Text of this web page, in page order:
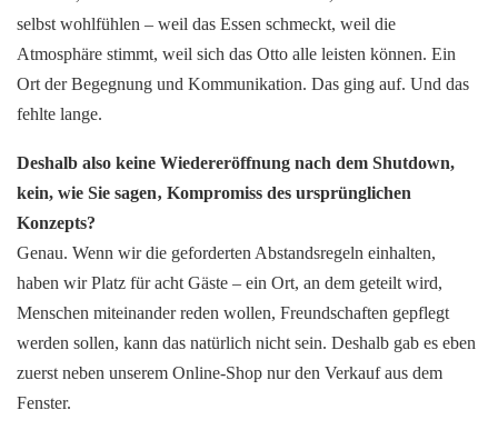
selbst wohlfühlen – weil das Essen schmeckt, weil die
Atmosphäre stimmt, weil sich das Otto alle leisten können. Ein
Ort der Begegnung und Kommunikation. Das ging auf. Und das
fehlte lange.
Deshalb also keine Wiedereröffnung nach dem Shutdown,
kein, wie Sie sagen‚ Kompromiss des ursprünglichen
Konzepts?
Genau. Wenn wir die geforderten Abstandsregeln einhalten,
haben wir Platz für acht Gäste – ein Ort, an dem geteilt wird,
Menschen miteinander reden wollen, Freundschaften gepflegt
werden sollen, kann das natürlich nicht sein. Deshalb gab es eben
zuerst neben unserem Online-Shop nur den Verkauf aus dem
Fenster.